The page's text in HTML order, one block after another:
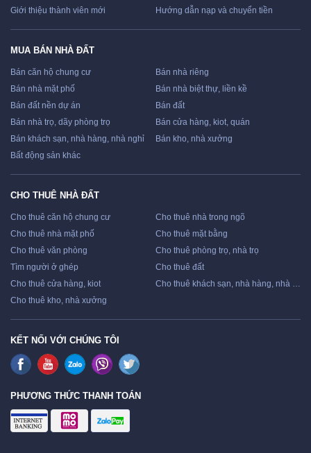
Giới thiệu thành viên mới
Hướng dẫn nạp và chuyển tiền
MUA BÁN NHÀ ĐẤT
Bán căn hộ chung cư
Bán nhà riêng
Bán nhà mặt phố
Bán nhà biệt thự, liền kề
Bán đất nền dự án
Bán đất
Bán nhà trọ, dãy phòng trọ
Bán cửa hàng, kiot, quán
Bán khách sạn, nhà hàng, nhà nghỉ
Bán kho, nhà xưởng
Bất động sản khác
CHO THUÊ NHÀ ĐẤT
Cho thuê căn hộ chung cư
Cho thuê nhà trong ngõ
Cho thuê nhà mặt phố
Cho thuê mặt bằng
Cho thuê văn phòng
Cho thuê phòng trọ, nhà trọ
Tìm người ở ghép
Cho thuê đất
Cho thuê cửa hàng, kiot
Cho thuê khách sạn, nhà hàng, nhà nghỉ
Cho thuê kho, nhà xưởng
KẾT NỐI VỚI CHÚNG TÔI
PHƯƠNG THỨC THANH TOÁN